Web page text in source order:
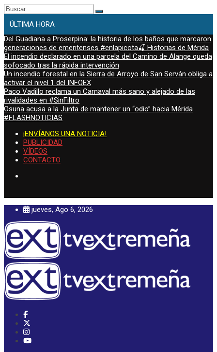
Buscar:
ÚLTIMA HORA
Del Guadiana a Proserpina: la historia de los baños que marcaron
generaciones de emeritenses #enlapicota🍒 Historias de Mérida
El incendio declarado en una parcela del Camino de Alange queda
sofocado tras la rápida intervención
Un incendio forestal en la Sierra de Arroyo de San Serván obliga a
activar el nivel 1 del INFOEX
Paco Vadillo reclama un Carnaval más sano y alejado de las
rivalidades en #SinFiltro
Osuna acusa a la Junta de mantener un “odio” hacia Mérida
#FLASHNOTICIAS
¡ENVÍANOS UNA NOTICIA!
PUBLICIDAD
VÍDEOS
CONTACTO
jueves, Ago 6, 2026